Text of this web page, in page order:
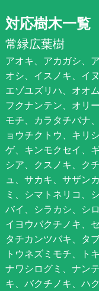
対応樹木一覧
常緑広葉樹
アオキ、アカガシ、
オシ、イスノキ、イ
エゾユズリハ、オオ
フクナンテン、オリ
モチ、カラタチバナ
ョウチクトウ、キリ
ゲ、キンモクセイ、
シア、クスノキ、ク
ュ、サカキ、サザン
ミ、シマトネリコ、
バイ、シラカシ、シ
イヨウバクチノキ、
タチカンツバキ、タ
トウネズミモチ、ト
ナワシログミ、ナン
キ、バクチノキ、ハ